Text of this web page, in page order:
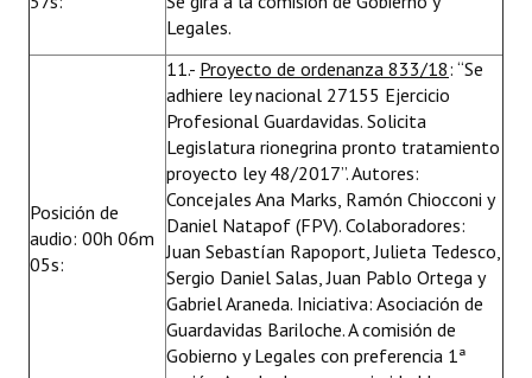
Legales.
Posición de
audio: 00h 06m
05s:
11.- Proyecto de ordenanza 833/18: “Se
adhiere ley nacional 27155 Ejercicio
Profesional Guardavidas. Solicita
Legislatura rionegrina pronto tratamiento
proyecto ley 48/2017”. Autores:
Concejales Ana Marks, Ramón Chiocconi y
Daniel Natapof (FPV). Colaboradores:
Juan Sebastían Rapoport, Julieta Tedesco,
Sergio Daniel Salas, Juan Pablo Ortega y
Gabriel Araneda. Iniciativa: Asociación de
Guardavidas Bariloche. A comisión de
Gobierno y Legales con preferencia 1ª